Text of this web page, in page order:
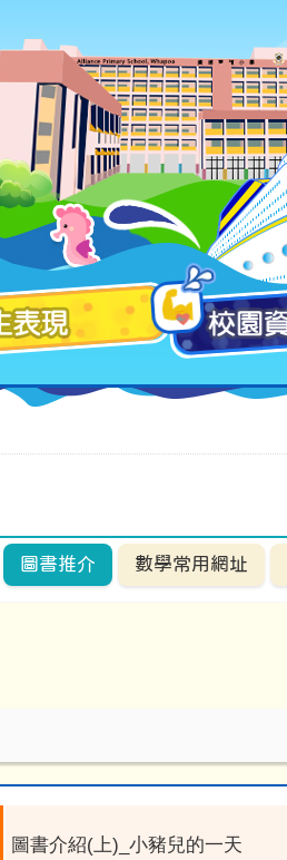
圖書推介 數學常用網址
圖書介紹(上)_小豬兒的一天